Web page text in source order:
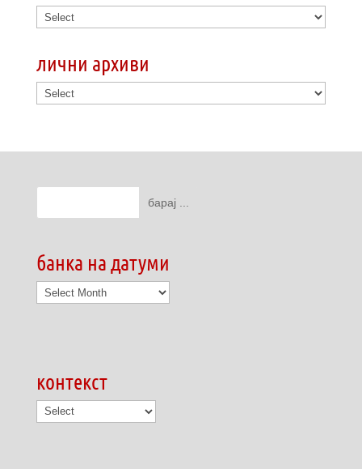
лични архиви
банка на датуми
банка
на
контекст